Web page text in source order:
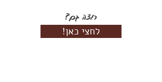
רוצה גם?
!לחצי כאן